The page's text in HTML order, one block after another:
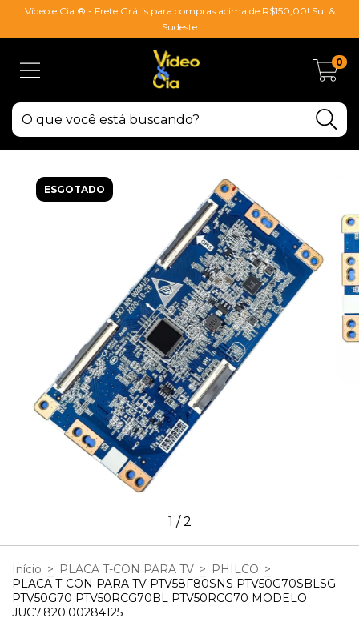
Vídeo e Cia ® - Frete Grátis para compras acima de R$150,00! Sul &
Sudeste
0
ESGOTADO
1 /2
Início > PLACA T-CON PARA TV > PHILCO >
PLACA T-CON PARA TV PTV58F80SNS PTV50G70SBLSG
PTV50G70 PTV50RCG70BL PTV50RCG70 MODELO
JUC7.820.00284125